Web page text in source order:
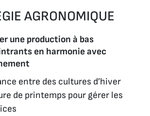
AGRONOMIQUE
une production à bas
en harmonie avec
entre des cultures d’hiver
de printemps pour gérer les